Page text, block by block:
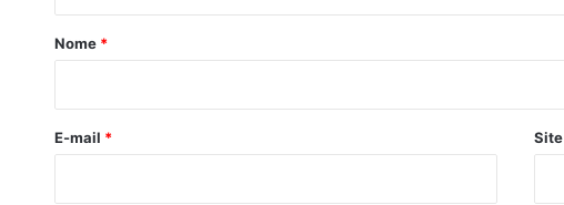
r
*
Nome *
E-mail * Site